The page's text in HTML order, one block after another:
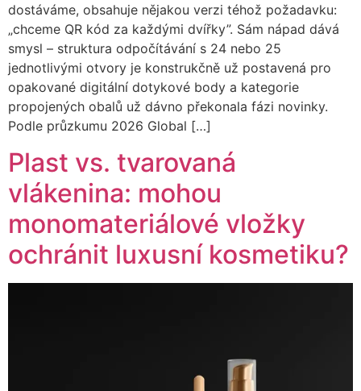
dostáváme, obsahuje nějakou verzi téhož požadavku:
„chceme QR kód za každými dvířky”. Sám nápad dává
smysl – struktura odpočítávání s 24 nebo 25
jednotlivými otvory je konstrukčně už postavená pro
opakované digitální dotykové body a kategorie
propojených obalů už dávno překonala fázi novinky.
Podle průzkumu 2026 Global […]
Plast vs. tvarovaná
vlákenina: mohou
monomateriálové vložky
ochránit luxusní kosmetiku?